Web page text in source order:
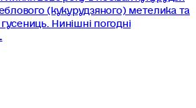
(кукурудзяного) метелика та
Нинішні погодні